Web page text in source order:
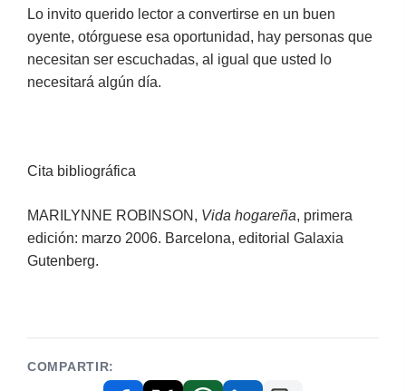
Lo invito querido lector a convertirse en un buen
oyente, otórguese esa oportunidad, hay personas que
necesitan ser escuchadas, al igual que usted lo
necesitará algún día.
Cita bibliográfica
MARILYNNE ROBINSON, Vida hogareña, primera
edición: marzo 2006. Barcelona, editorial Galaxia
Gutenberg.
COMPARTIR: